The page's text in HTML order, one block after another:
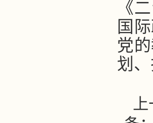
《
国
党
划